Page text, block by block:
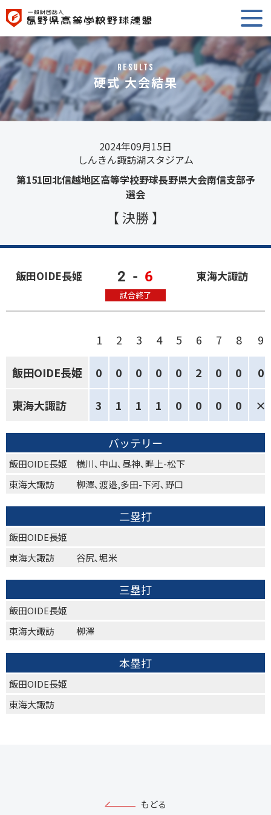
RESULTS
硬式 大会結果
2024年09月15日
しんきん諏訪湖スタジアム
第151回北信越地区高等学校野球長野県大会南信支部予
選会
【 決勝 】
飯田OIDE長姫 2 - 6
試合終了
東海大諏訪
1 2 3 4 5 6 7 8 9
飯田OIDE長姫 0 0 0 0 0 2 0 0 0
東海大諏訪 3 1 1 1 0 0 0 0 ×
バッテリー
飯田OIDE長姫
横川､中山､昼神､畔上-松下
東海大諏訪
栁澤､渡邉,多田-下河､野口
二塁打
飯田OIDE長姫
東海大諏訪
谷尻､堀米
三塁打
飯田OIDE長姫
東海大諏訪
栁澤
本塁打
飯田OIDE長姫
東海大諏訪
もどる